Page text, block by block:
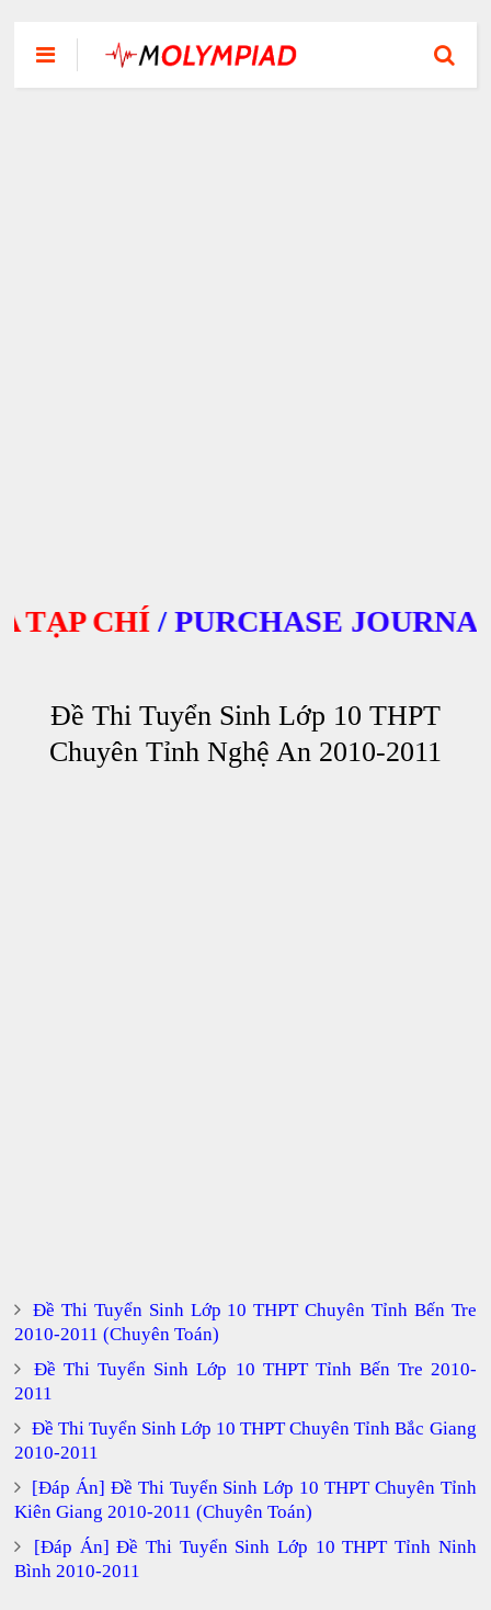
CHÍ/PURCHASE JOURNALS
Đề Thi Tuyển Sinh Lớp 10 THPT
Chuyên Tỉnh Nghệ An 2010-2011
Đề Thi Tuyển Sinh Lớp 10 THPT Chuyên Tỉnh Bến Tre
2010-2011 (Chuyên Toán)
Đề Thi Tuyển Sinh Lớp 10 THPT Tỉnh Bến Tre 2010-
2011
Đề Thi Tuyển Sinh Lớp 10 THPT Chuyên Tỉnh Bắc Giang
2010-2011
[Đáp Án] Đề Thi Tuyển Sinh Lớp 10 THPT Chuyên Tỉnh
Kiên Giang 2010-2011 (Chuyên Toán)
[Đáp Án] Đề Thi Tuyển Sinh Lớp 10 THPT Tỉnh Ninh
Bình 2010-2011